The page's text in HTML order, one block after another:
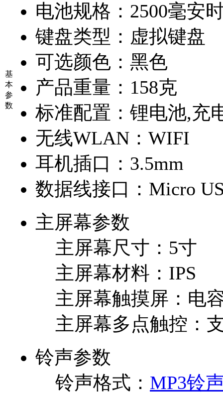
基
本
参
数
电池规格： 2500毫安
键盘类型： 虚拟键盘
可选颜色： 黑色
产品重量： 158克
标准配置： 锂电池,充
无线WLAN： WIFI
耳机插口： 3.5mm
数据线接口： Micro
主屏幕参数
主屏幕尺寸： 5寸
主屏幕材料： IPS
主屏幕触摸屏： 电
主屏幕多点触控：
铃声参数
铃声格式： MP3铃